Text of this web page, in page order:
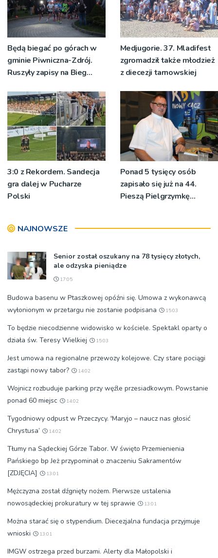
Będą biegać po górach w
gminie Piwniczna-Zdrój.
Ruszyły zapisy na Bieg
Medjugorie. 37. Mladifest
zgromadził także młodzież
z diecezji tarnowskiej
3:0 z Rekordem. Sandecja
gra dalej w Pucharze
Polski
Ponad 5 tysięcy osób
zapisało się już na 44.
Pieszą Pielgrzymkę
NAJNOWSZE
Senior został oszukany na 78 tysięcy złotych,
ale odzyska pieniądze
17:05
Budowa basenu w Ptaszkowej opóźni się. Umowa z wykonawcą
wyłonionym w przetargu nie zostanie podpisana
15:03
To będzie niecodzienne widowisko w kościele. Spektakl oparty o
działa św. Teresy Wielkiej
15:03
Jest umowa na regionalne przewozy kolejowe. Czy stare pociągi
zastąpi nowy tabor?
14:02
Wojnicz rozbuduje parking przy węźle przesiadkowym. Powstanie
ponad 60 miejsc
14:02
Tygodniowy odpust w Przeczycy. 'Maryjo – naucz nas głosić
Chrystusa’
14:02
Tłumy na Sądeckiej Górze Tabor. W święto Przemienienia
Pańskiego bp Jeż przypominał o znaczeniu Sakramentów
[ZDJĘCIA]
13:01
Mężczyzna został dźgnięty nożem. Pierwsze ustalenia
nowosądeckiej prokuratury w tej sprawie
13:01
Można starać się o stypendium. Diecezjalna fundacja przyjmuje
wnioski
13:01
IMGW ostrzega przed burzami. Alerty dla Małopolski i